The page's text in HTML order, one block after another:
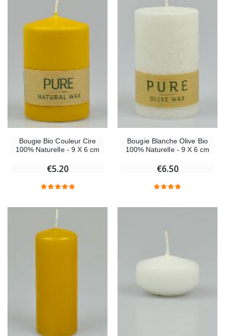
Bougie Bio Couleur Cire
100% Naturelle - 9 X 6 cm
€5.20
Bougie Blanche Olive Bio
100% Naturelle - 9 X 6 cm
€6.50